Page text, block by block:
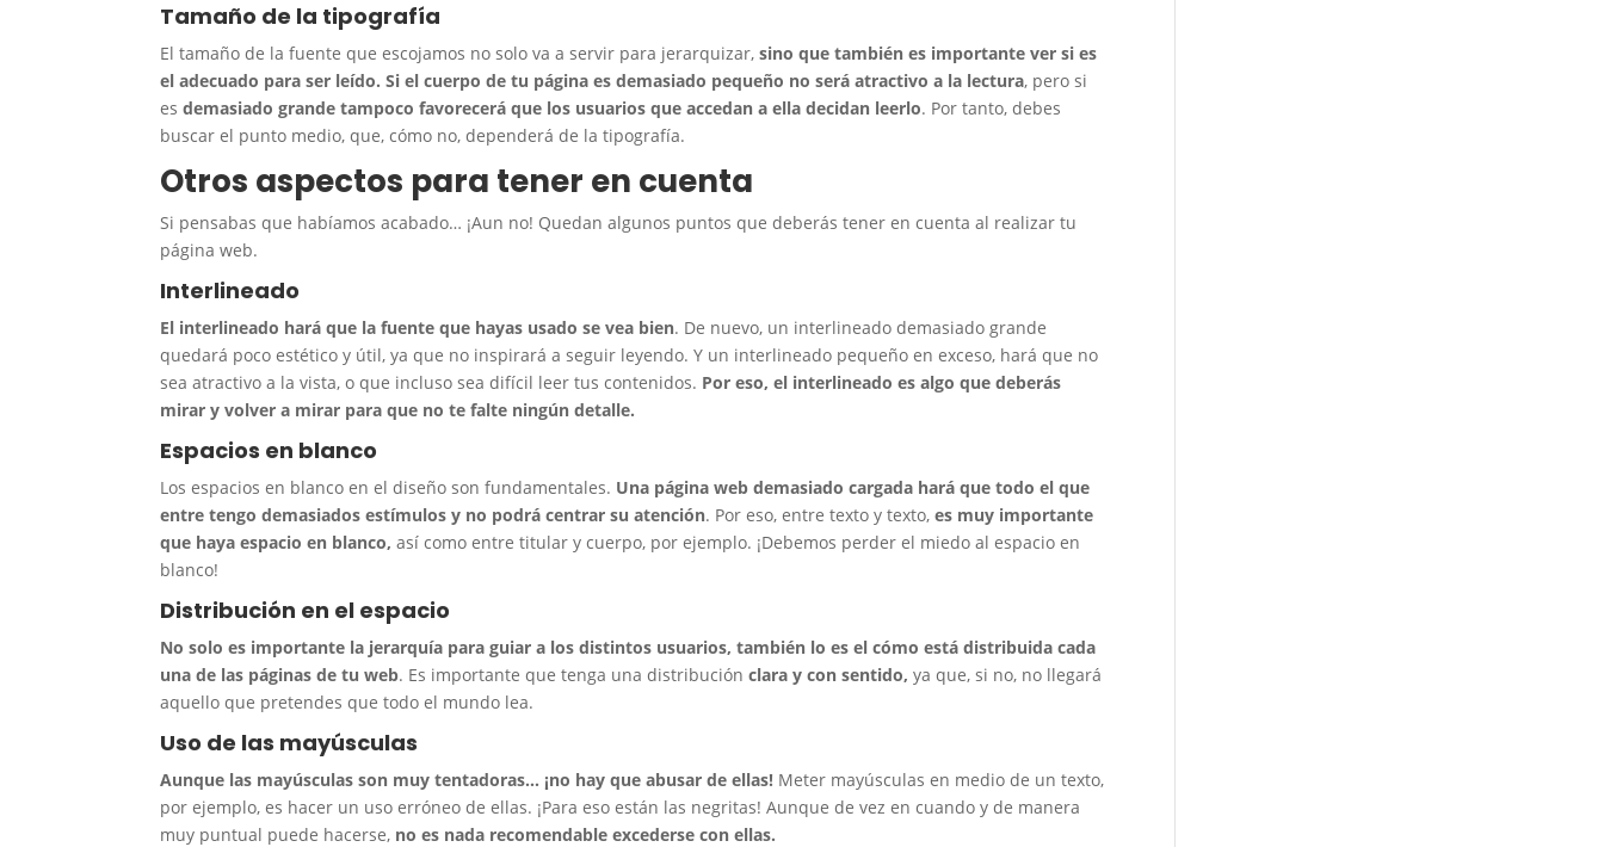
Tamaño de la tipografía
El tamaño de la fuente que escojamos no solo va a servir para jerarquizar,sino que también es importante ver si es
el adecuado para ser leído. Si el cuerpo de tu página es demasiado pequeño no será atractivo a la lectura, pero si
esdemasiado grande tampoco favorecerá que los usuarios que accedan a ella decidan leerlo. Por tanto, debes
buscar el punto medio, que, cómo no, dependerá de la tipografía.
Otros aspectos para tener en cuenta
Si pensabas que habíamos acabado… ¡Aun no! Quedan algunos puntos que deberás tener en cuenta al realizar tu
página web.
Interlineado
El interlineado hará que la fuente que hayas usado se vea bien. De nuevo, un interlineado demasiado grande
quedará poco estético y útil, ya que no inspirará a seguir leyendo. Y un interlineado pequeño en exceso, hará que no
sea atractivo a la vista, o que incluso sea difícil leer tus contenidos. Por eso, el interlineado es algo que deberás
mirar y volver a mirar para que no te falte ningún detalle.
Espacios en blanco
Los espacios en blanco en el diseño son fundamentales. Una página web demasiado cargada hará que todo el que
entre tengo demasiados estímulos y no podrá centrar su atención. Por eso, entre texto y texto,es muy importante
que haya espacio en blanco, así como entre titular y cuerpo, por ejemplo. ¡Debemos perder el miedo al espacio en
blanco!
Distribución en el espacio
No solo es importante la jerarquía para guiar a los distintos usuarios, también lo es el cómo está distribuida cada
una de las páginas de tu web. Es importante que tenga una distribuciónclara y con sentido, ya que, si no, no llegará
aquello que pretendes que todo el mundo lea.
Uso de las mayúsculas
Aunque las mayúsculas son muy tentadoras… ¡no hay que abusar de ellas! Meter mayúsculas en medio de un texto,
por ejemplo, es hacer un uso erróneo de ellas. ¡Para eso están las negritas! Aunque de vez en cuando y de manera
muy puntual puede hacerse, no es nada recomendable excederse con ellas.